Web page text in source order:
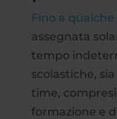
Fino a qualche
assegnata
tempo
scolastiche,
time,
formazione e